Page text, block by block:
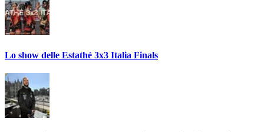
Lo show delle Estathé 3x3 Italia Finals